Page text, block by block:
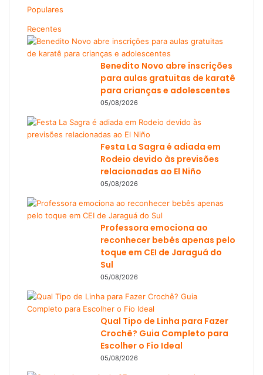
Populares
Recentes
Benedito Novo abre inscrições
para aulas gratuitas de karatê
para crianças e adolescentes
05/08/2026
Festa La Sagra é adiada em
Rodeio devido às previsões
relacionadas ao El Niño
05/08/2026
Professora emociona ao
reconhecer bebês apenas pelo
toque em CEI de Jaraguá do
Sul
05/08/2026
Qual Tipo de Linha para Fazer
Crochê? Guia Completo para
Escolher o Fio Ideal
05/08/2026